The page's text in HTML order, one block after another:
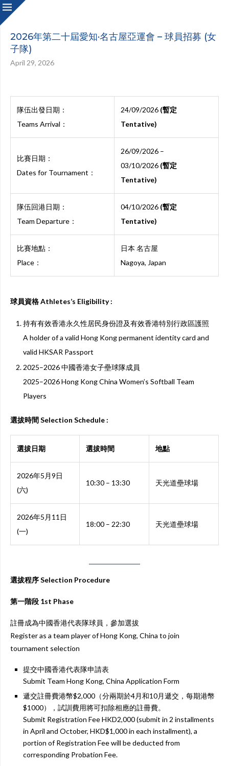
2026年第二十屆愛知·名古屋亞運會 – 球員招募 (女
子隊)
April 29, 2026
隊伍出發日期：
Teams Arrival：
24/09/2026 (暫定
Tentative)
比賽日期：
Dates for Tournament：
26/09/2026 –
03/10/2026 (暫定
Tentative)
隊伍回港日期：
Team Departure：
04/10/2026 (暫定
Tentative)
比賽地點：
Place：
日本 名古屋
Nagoya, Japan
球員資格 Athletes’s Eligibility :
持有有效香港永久性居民身份證及有效香港特別行政區護照
A holder of a valid Hong Kong permanent identity card and
valid HKSAR Passport
2025–2026 中國香港女子壘球隊成員
2025–2026 Hong Kong China Women’s Softball Team
Players
選拔時間 Selection Schedule :
選拔日期 選拔時間 地點
2026年5月9日
(六)
10:30 – 13:30 天光道壘球場
2026年5月11日
(一)
18:00 – 22:30 天光道壘球場
選拔程序 Selection Procedure
第一階段 1st Phase
註冊成為中國香港代表隊球員，參加選拔
Register as a team player of Hong Kong, China to join
tournament selection
提交中國香港代表隊申請表
Submit Team Hong Kong, China Application Form
遞交註冊費港幣$2,000（分兩期於4月和10月遞交，每期港幣
$1000），試訓費用將可扣除相應的註冊費。
Submit Registration Fee HKD2,000 (submit in 2 installments
in April and October, HKD$1,000 in each installment), a
portion of Registration Fee will be deducted from
corresponding Probation Fee.